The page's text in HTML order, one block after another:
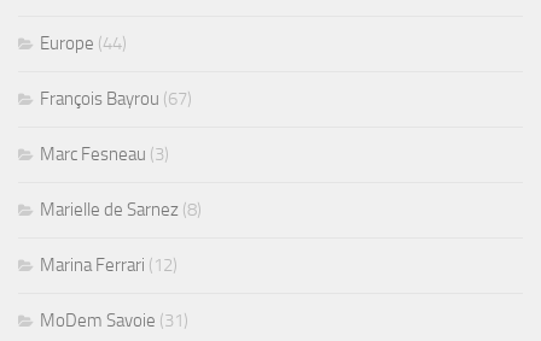
Europe (44)
François Bayrou (67)
Marc Fesneau (3)
Marielle de Sarnez (8)
Marina Ferrari (12)
MoDem Savoie (31)